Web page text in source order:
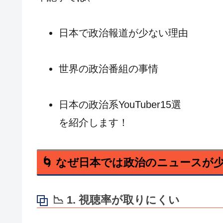
日本で政治報道が少ない理由
世界の政治番組の事情
日本の政治系YouTuber15選
を紹介します！
🌀 なぜ日本では政治のニュースが
📉 1. 視聴率が取りにくい